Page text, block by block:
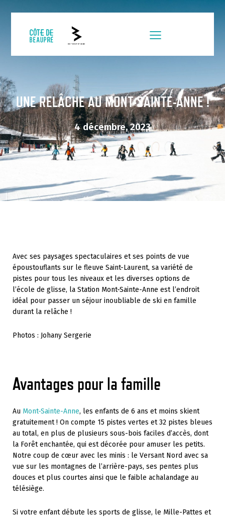
UNE RELÂCHE AU MONT-SAINTE-ANNE !
4 décembre, 2023
Avec ses paysages spectaculaires et ses points de vue
époustouflants sur le fleuve Saint-Laurent, sa variété de
pistes pour tous les niveaux et les diverses options de
l’école de glisse, la Station Mont-Sainte-Anne est l’endroit
idéal pour passer un séjour inoubliable de ski en famille
durant la relâche !
Photos : Johany Sergerie
Avantages pour la famille
Au Mont-Sainte-Anne, les enfants de 6 ans et moins skient
gratuitement ! On compte 15 pistes vertes et 32 pistes bleues
au total, en plus de plusieurs sous-bois faciles d’accès, dont
la Forêt enchantée, qui est décorée pour amuser les petits.
Notre coup de cœur avec les minis : le Versant Nord avec sa
vue sur les montagnes de l’arrière-pays, ses pentes plus
douces et plus courtes ainsi que le faible achalandage au
télésiège.
Si votre enfant débute les sports de glisse, le Mille-Pattes et